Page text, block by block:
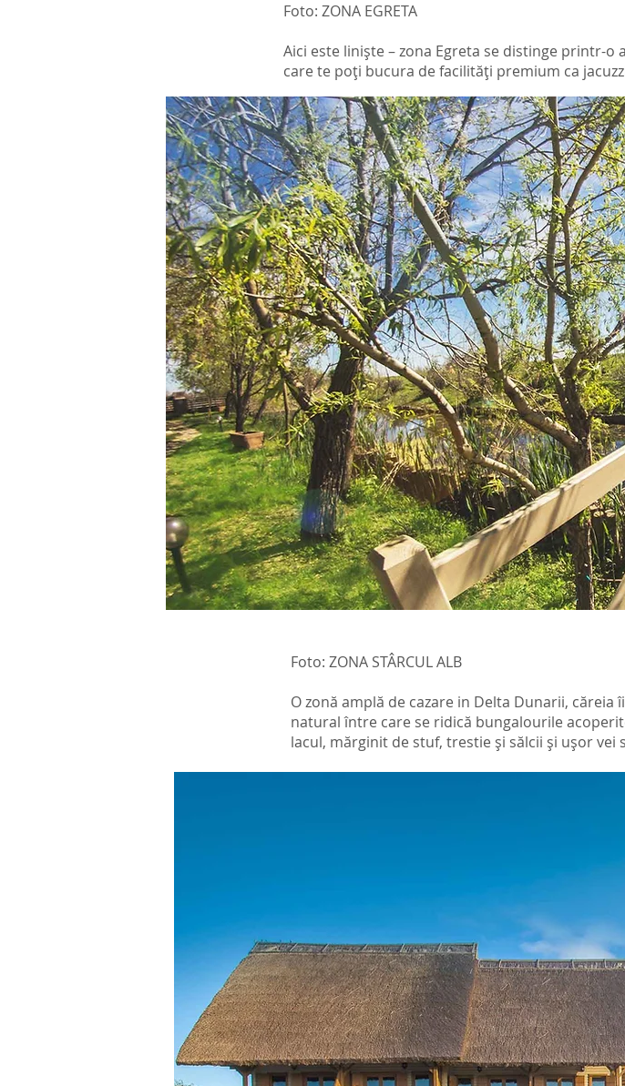
Foto: ZONA EGRETA
Aici este liniște – zona Egreta se distinge printr-
care te poți bucura de facilități premium ca
Foto: ZONA STÂRCUL ALB
O zonă amplă de cazare in Delta Dunarii,
natural între care se ridică bungalourile
lacul, mărginit de stuf, trestie și sălcii și ușor vei